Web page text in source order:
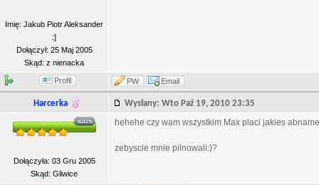
Imię: Jakub Piotr Aleksander
:]
Dołączył: 25 Maj 2005
Skąd: z nienacka
Profil PW Email
Harcerka Wysłany: Wto Paź 19, 2010 23:35
Dołączyła: 03 Gru 2005
Skąd: Gliwice
hehehe czy wam wszystkim Max placi jakies
zebyscie mnie pilnowali:)?